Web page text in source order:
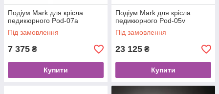
Подіум Mark для крісла
педикюрного Pod-07а
Під замовлення
7 375 ₴
Купити
Подіум Mark для крісла
педикюрного Pod-05v
Під замовлення
23 125 ₴
Купити